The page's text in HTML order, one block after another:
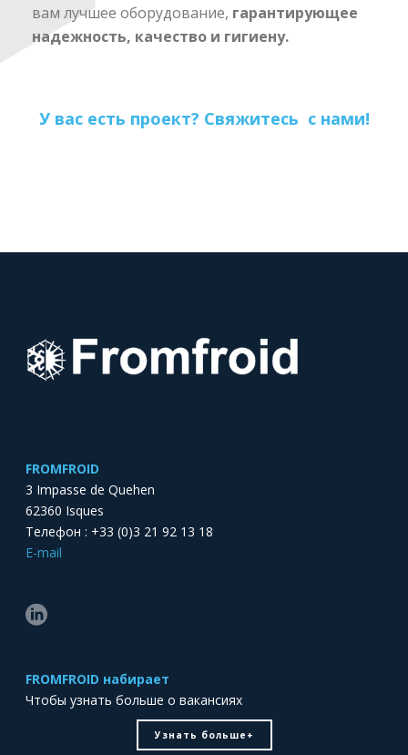
вам лучшее оборудование, гарантирующее
надежность, качество и гигиену.
У вас есть проект? Свяжитесь с нами!
FROMFROID
3 Impasse de Quehen
62360 Isques
Телефон : +33 (0)3 21 92 13 18
E-mail
FROMFROID набирает
Чтобы узнать больше о вакансиях
Узнать больше+